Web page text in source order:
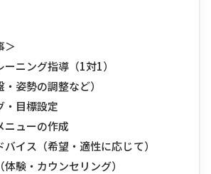
＞
ニング指導（1対1）
姿勢の調整など）
・目標設定
ニューの作成
バイス（希望・適性に応じて）
験・カウンセリング）